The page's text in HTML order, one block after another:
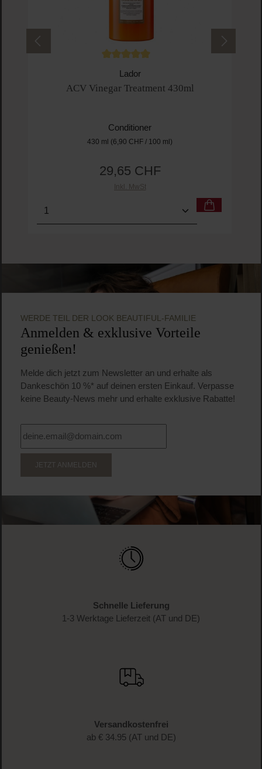
Lador
ACV Vinegar Treatment 430ml
Conditioner
430 ml (6,90 CHF / 100 ml)
Regulärer Preis:
29,65 CHF
Inkl. MwSt
Produkt Anzahl: Gib den gewünschten Wert
WERDE TEIL DER LOOK BEAUTIFUL-FAMILIE
Anmelden & exklusive Vorteile
genießen!
Melde dich jetzt zum Newsletter an und erhalte als
Dankeschön 10 %* auf deinen ersten Einkauf. Verpasse
keine Beauty-News mehr und erhalte exklusive Rabatte!
JETZT ANMELDEN
Schnelle Lieferung
1-3 Werktage Lieferzeit (AT und DE)
Versandkostenfrei
ab € 34.95 (AT und DE)